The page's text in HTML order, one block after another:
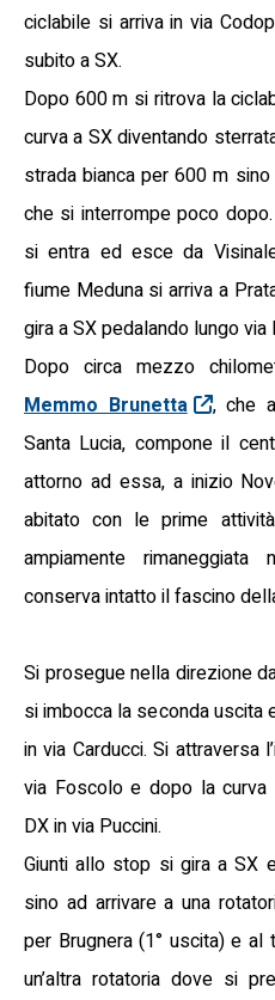
ciclabile si arriva in via
subito a SX.
Dopo 600 m si ritrova la
curva a SX diventando
strada bianca per 600 m
che si interrompe poco
si entra ed esce da
fiume Meduna si arriva a
gira a SX pedalando lungo via
Dopo circa mezzo
Memmo Brunetta
, che
Santa Lucia, compone il
attorno ad essa, a inizio
abitato con le prime
ampiamente
conserva intatto il fascino
Si prosegue nella direzione
si imbocca la seconda uscita
in via Carducci. Si attraversa
via Foscolo e dopo la
DX in via Puccini.
Giunti allo stop si gira a SX
sino ad arrivare a una
per Brugnera (1° uscita) e
un’altra rotatoria dove si